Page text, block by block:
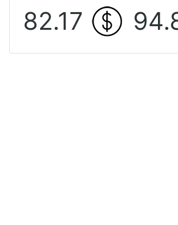
82.17